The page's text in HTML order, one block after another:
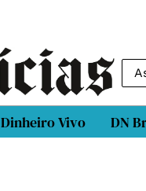
Dinheiro Vivo DN